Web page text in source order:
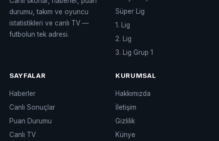
durumu, takım ve oyuncu
istatistikleri ve canlı TV —
futbolun tek adresi.
Süper Lig
1. Lig
2. Lig
3. Lig Grup 1
SAYFALAR
Haberler
Canlı Sonuçlar
Puan Durumu
Canlı TV
KURUMSAL
Hakkımızda
İletişim
Gizlilik
Künye